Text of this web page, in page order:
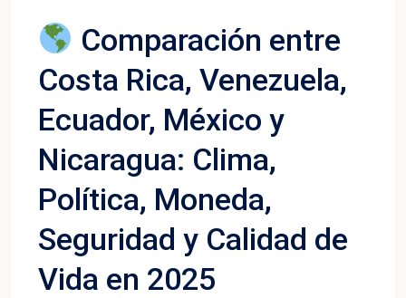
Comparación entre
Costa Rica, Venezuela,
Ecuador, México y
Nicaragua: Clima,
Política, Moneda,
Seguridad y Calidad de
Vida en 2025